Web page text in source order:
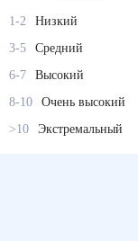
1-2
Низкий
3-5
Средний
6-7
Высокий
8-10
Очень высокий
>10
Экстремальный